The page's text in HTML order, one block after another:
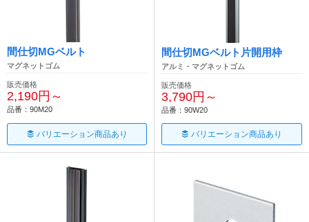
間仕切MGベルト
マグネットゴム
販売価格
2,190円～
品番：90M20
バリエーション商品あり
間仕切MGベルト片開用枠
アルミ・マグネットゴム
販売価格
3,790円～
品番：90W20
バリエーション商品あり